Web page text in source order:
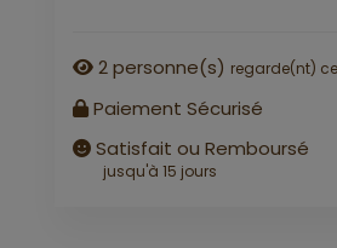
2personne(s) regarde(nt)
Paiement Sécurisé
Satisfait ou Remboursé
jusqu'à 15 jours